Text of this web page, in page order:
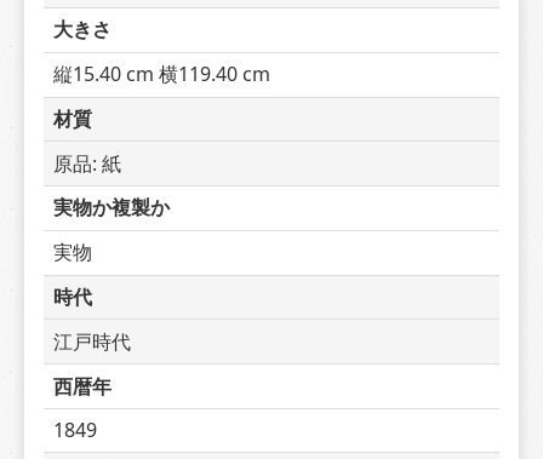
大きさ
縦15.40 cm 横119.40 cm
材質
原品: 紙
実物か複製か
実物
時代
江戸時代
西暦年
1849